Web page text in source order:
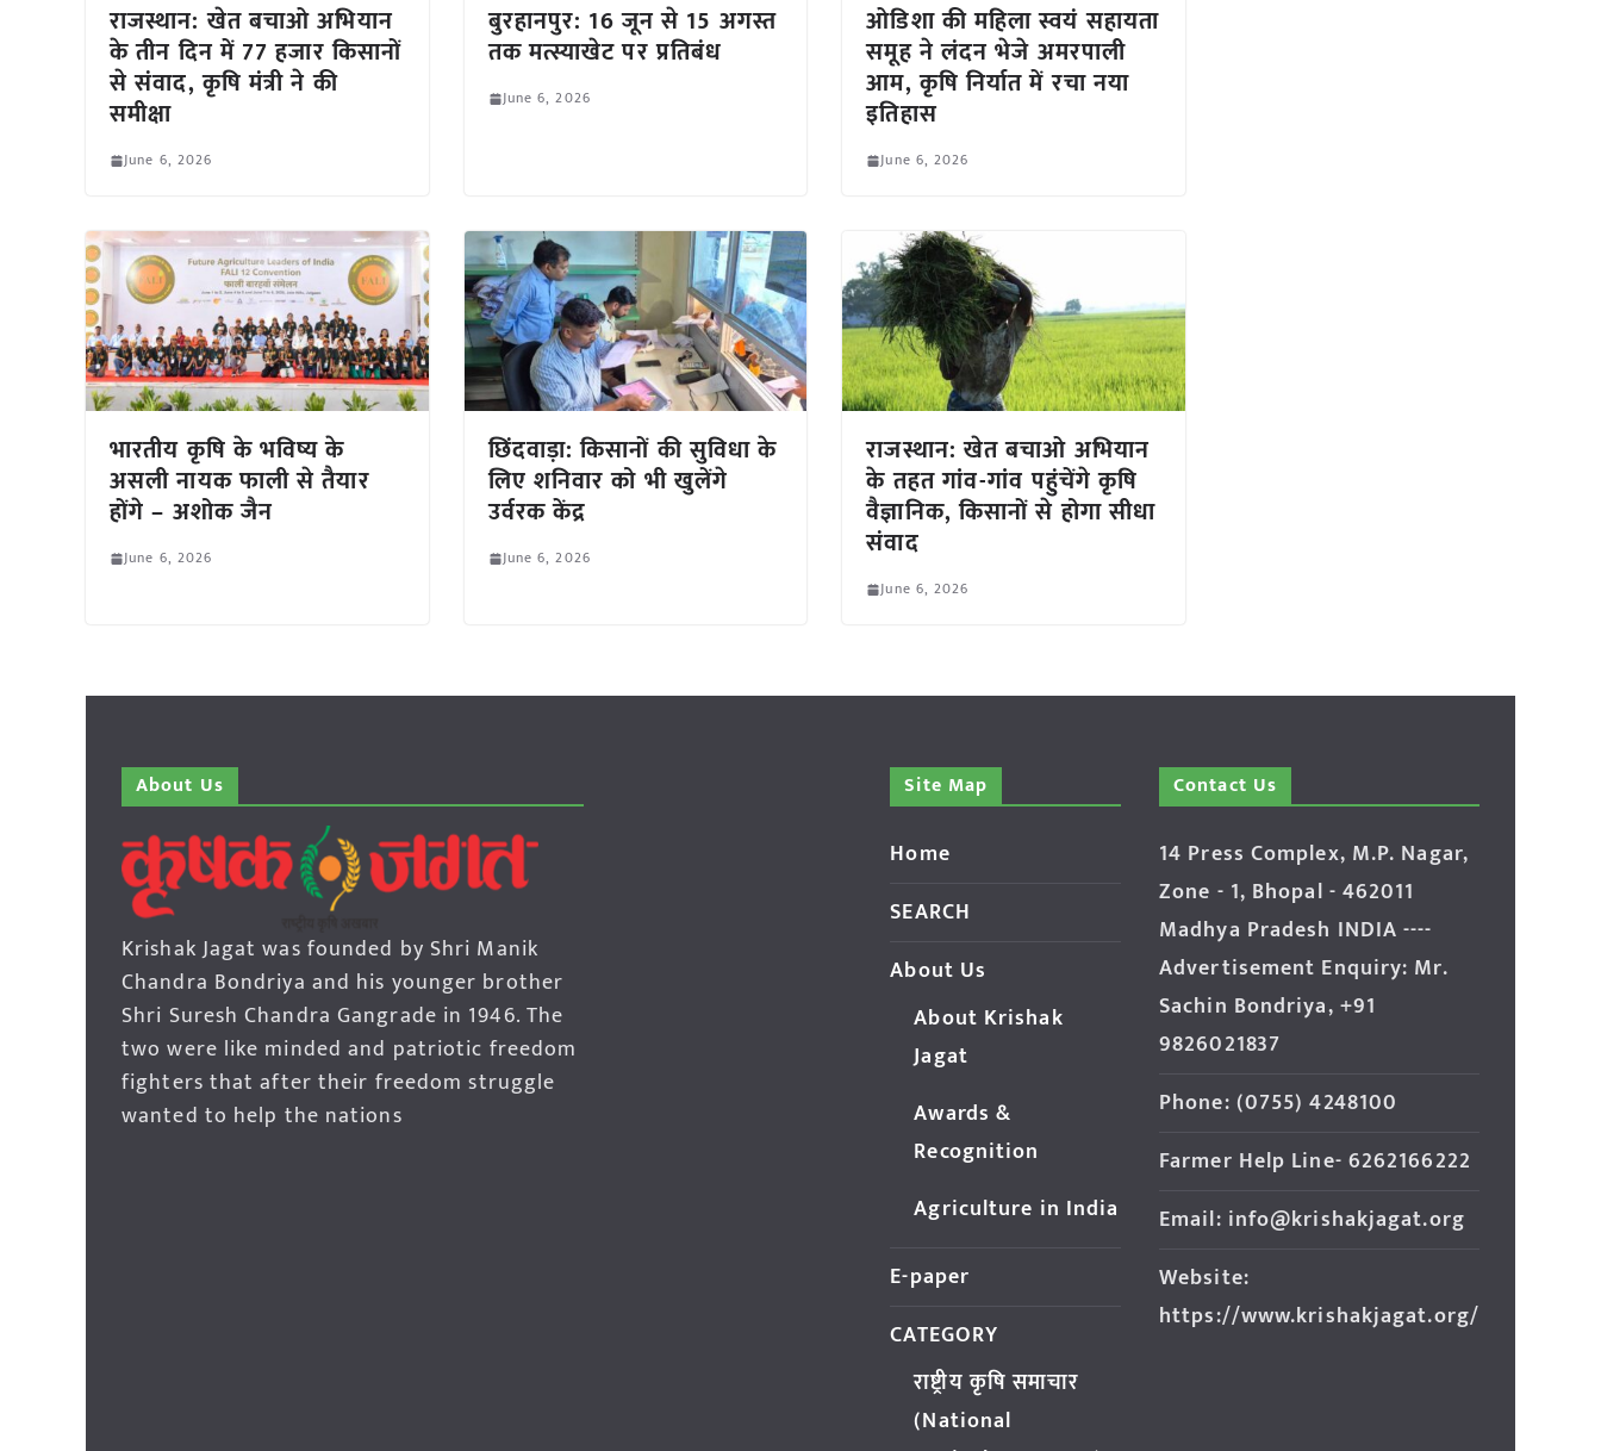
राजस्थान: खेत बचाओ अभियान
के तीन दिन में 77 हजार किसानों
से संवाद, कृषि मंत्री ने की
समीक्षा
June 6, 2026
बुरहानपुर: 16 जून से 15 अगस्त
तक मत्स्याखेट पर प्रतिबंध
June 6, 2026
ओडिशा की महिला स्वयं सहायता
समूह ने लंदन भेजे अमरपाली
आम, कृषि निर्यात में रचा नया
इतिहास
June 6, 2026
भारतीय कृषि के भविष्य के
असली नायक फाली से तैयार
होंगे – अशोक जैन
June 6, 2026
छिंदवाड़ा: किसानों की सुविधा के
लिए शनिवार को भी खुलेंगे
उर्वरक केंद्र
June 6, 2026
राजस्थान: खेत बचाओ अभियान
के तहत गांव-गांव पहुंचेंगे कृषि
वैज्ञानिक, किसानों से होगा सीधा
संवाद
June 6, 2026
About Us
Krishak Jagat was founded by Shri Manik
Chandra Bondriya and his younger brother
Shri Suresh Chandra Gangrade in 1946. The
two were like minded and patriotic freedom
fighters that after their freedom struggle
wanted to help the nations
Site Map
Home
SEARCH
About Us
About Krishak
Jagat
Awards &
Recognition
Agriculture in India
E-paper
CATEGORY
राष्ट्रीय कृषि समाचार
(National
Contact Us
14 Press Complex, M.P. Nagar,
Zone - 1, Bhopal - 462011
Madhya Pradesh INDIA ----
Advertisement Enquiry: Mr.
Sachin Bondriya, +91
9826021837
Phone: (0755) 4248100
Farmer Help Line- 6262166222
Email: info@krishakjagat.org
Website:
https://www.krishakjagat.org/